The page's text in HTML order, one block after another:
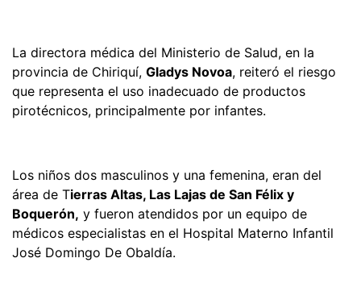
La directora médica del Ministerio de Salud, en la
provincia de Chiriquí, Gladys Novoa, reiteró el riesgo
que representa el uso inadecuado de productos
pirotécnicos, principalmente por infantes.
Los niños dos masculinos y una femenina, eran del
área de Tierras Altas, Las Lajas de San Félix y
Boquerón, y fueron atendidos por un equipo de
médicos especialistas en el Hospital Materno Infantil
José Domingo De Obaldía.